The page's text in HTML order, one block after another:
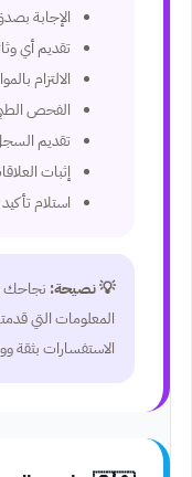
الإجابة
تقديم أي
الالتزام
الفحص
تقديم
إثبات
استلام
💡 نصيحة: نجاحك
المعلومات التي
الاستفسارات بثقة